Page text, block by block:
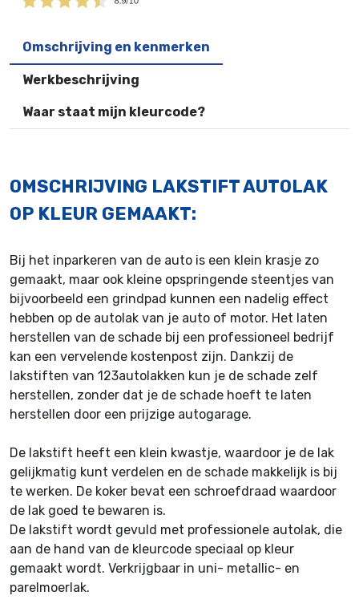
Omschrijving en kenmerken
Werkbeschrijving
Waar staat mijn kleurcode?
OMSCHRIJVING LAKSTIFT AUTOLAK
OP KLEUR GEMAAKT:
Bij het inparkeren van de auto is een klein krasje zo
gemaakt, maar ook kleine opspringende steentjes van
bijvoorbeeld een grindpad kunnen een nadelig effect
hebben op de autolak van je auto of motor. Het laten
herstellen van de schade bij een professioneel bedrijf
kan een vervelende kostenpost zijn. Dankzij de
lakstiften van 123autolakken kun je de schade zelf
herstellen, zonder dat je de schade hoeft te laten
herstellen door een prijzige autogarage.
De lakstift heeft een klein kwastje, waardoor je de lak
gelijkmatig kunt verdelen en de schade makkelijk is bij
te werken. De koker bevat een schroefdraad waardoor
de lak goed te bewaren is.
De lakstift wordt gevuld met professionele autolak, die
aan de hand van de kleurcode speciaal op kleur
gemaakt wordt. Verkrijgbaar in uni- metallic- en
parelmoerlak.